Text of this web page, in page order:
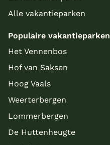
Alle vakantieparken
Populaire vakantieparken
Het Vennenbos
Hof van Saksen
Hoog Vaals
Weerterbergen
Lommerbergen
De Huttenheugte